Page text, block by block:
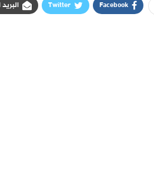
Facebook
Twitter